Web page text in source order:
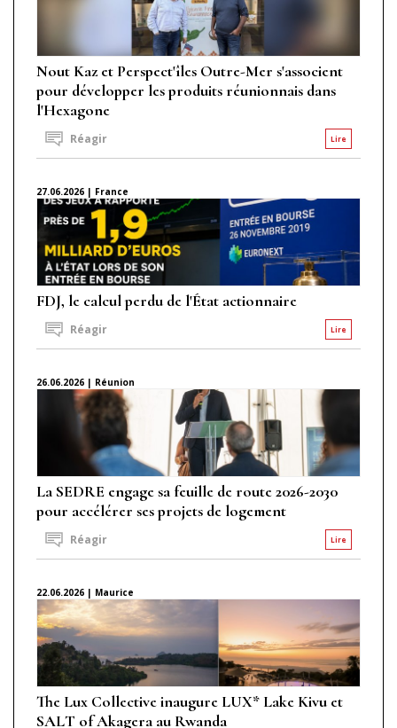
Nout Kaz et Perspect'îles Outre-Mer s'associent
pour développer les produits réunionnais dans
l'Hexagone
Lire
Réagir
27.06.2026 | France
FDJ, le calcul perdu de l'État actionnaire
Lire
Réagir
26.06.2026 | Réunion
La SEDRE engage sa feuille de route 2026-2030
pour accélérer ses projets de logement
Lire
Réagir
22.06.2026 | Maurice
The Lux Collective inaugure LUX* Lake Kivu et
SALT of Akagera au Rwanda